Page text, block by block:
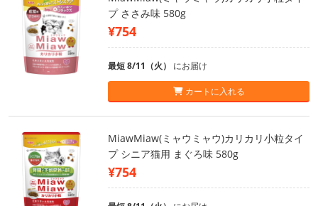
プ ささみ味 580g
¥754
最短 8/11（火） にお届け
カートに入れる
MiawMiaw(ミャウミャウ)カリカリ小粒タイ
プ シニア猫用 まぐろ味 580g
¥754